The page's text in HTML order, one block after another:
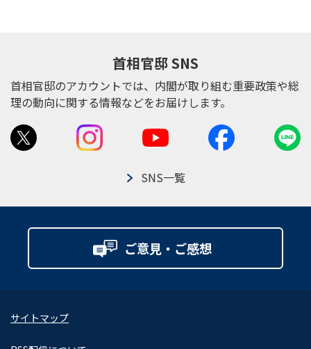
首相官邸 SNS
首相官邸のアカウントでは、内閣が取り組む重要政策や総
理の動向に関する情報などをお届けします。
SNS一覧
ご意見・ご感想
サイトマップ